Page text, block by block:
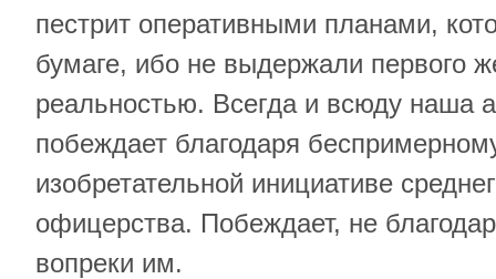
пестрит оперативными планами,
бумаге, ибо не выдержали первого
реальностью. Всегда и всюду наша
побеждает благодаря
изобретательной инициативе
офицерства. Побеждает, не
вопреки им.